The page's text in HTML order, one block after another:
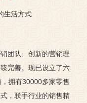
生活方式
团队、创新的营销理
完善。现已设立了六
拥有30000多家零售
，联手行业的销售精